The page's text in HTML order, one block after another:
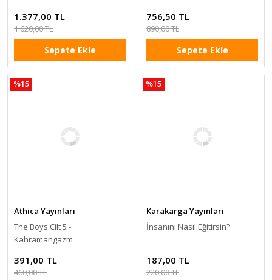
1.377,00 TL
1.620,00 TL
Sepete Ekle
756,50 TL
890,00 TL
Sepete Ekle
%15
Athica Yayınları
The Boys Cilt 5 -
Kahramangazm
391,00 TL
460,00 TL
%15
Karakarga Yayınları
İnsanını Nasıl Eğitirsin?
187,00 TL
220,00 TL